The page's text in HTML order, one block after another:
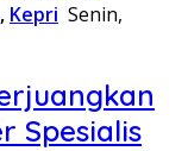
, Kepri Senin,
Spesialis